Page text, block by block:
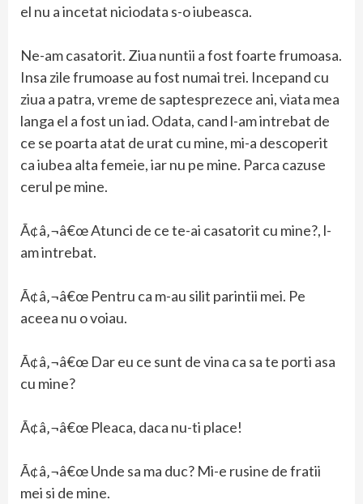
el nu a incetat niciodata s-o iubeasca.
Ne-am casatorit. Ziua nuntii a fost foarte frumoasa.
Insa zile frumoase au fost numai trei. Incepand cu
ziua a patra, vreme de saptesprezece ani, viata mea
langa el a fost un iad. Odata, cand l-am intrebat de
ce se poarta atat de urat cu mine, mi-a descoperit
ca iubea alta femeie, iar nu pe mine. Parca cazuse
cerul pe mine.
Ã¢â‚¬â€œ Atunci de ce te-ai casatorit cu mine?, l-
am intrebat.
Ã¢â‚¬â€œ Pentru ca m-au silit parintii mei. Pe
aceea nu o voiau.
Ã¢â‚¬â€œ Dar eu ce sunt de vina ca sa te porti asa
cu mine?
Ã¢â‚¬â€œ Pleaca, daca nu-ti place!
Ã¢â‚¬â€œ Unde sa ma duc? Mi-e rusine de fratii
mei si de mine.